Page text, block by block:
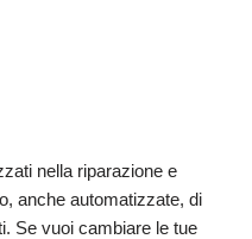
nella riparazione e
anche automatizzate, di
Se vuoi cambiare le tue